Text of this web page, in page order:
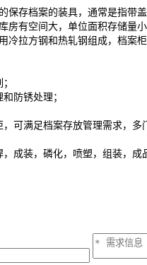
档案的装具，通常是指带
有空间大，单位面积存储量
方钢和热轧钢组成，档案
防锈处理；
满足档案存放管理需求，多
装，磷化，喷塑，组装，成